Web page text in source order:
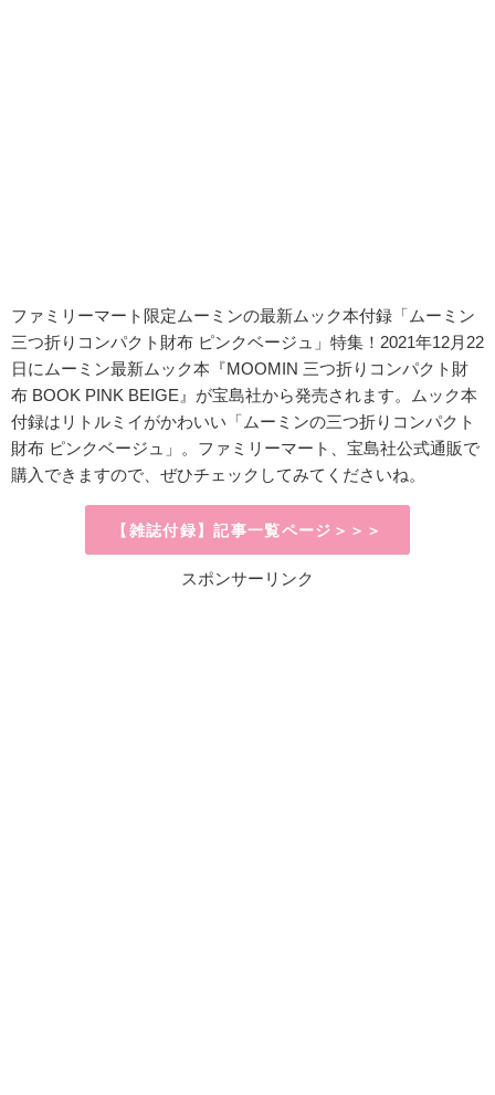
ファミリーマート限定ムーミンの最新ムック本付録「ムーミン
三つ折りコンパクト財布 ピンクベージュ」特集！ 2021 年12 月 22
日にムーミン最新ムック本『 MOOMIN 三つ折りコンパクト財
布 BOOK PINK BEIGE 』が宝島社から発売されます。ムック本
付録はリトルミイがかわいい「ムーミンの三つ折りコンパクト
財布 ピンクベージュ」。ファミリーマート、宝島社公式通販で
購入できますので、ぜひチェックしてみてくださいね。
【雑誌付録】記事一覧ページ＞＞＞
スポンサーリンク